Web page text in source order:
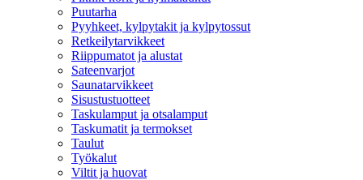
Puutarha
Pyyhkeet, kylpytakit ja kylpytossut
Retkeilytarvikkeet
Riippumatot ja alustat
Sateenvarjot
Saunatarvikkeet
Sisustustuotteet
Taskulamput ja otsalamput
Taskumatit ja termokset
Taulut
Työkalut
Viltit ja huovat